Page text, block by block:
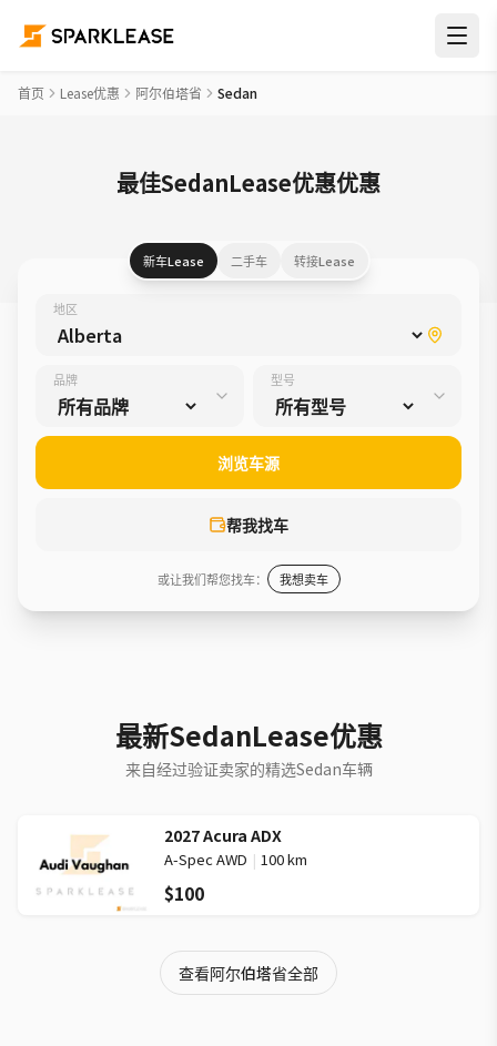
首页 Lease优惠 阿尔伯塔省 Sedan
最佳SedanLease优惠优惠
新车Lease 二手车 转接Lease
地区
品牌 型号
帮我找车
浏览车源
或让我们帮您找车： 我想卖车
最新SedanLease优惠
来自经过验证卖家的精选Sedan车辆
2027 Acura ADX
A-Spec AWD | 100 km
$100
查看阿尔伯塔省全部